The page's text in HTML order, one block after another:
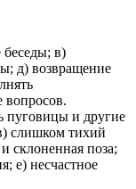
беседы; в)
д) возвращение
вопросов.
пуговицы и другие
слишком тихий
склоненная поза;
е) несчастное